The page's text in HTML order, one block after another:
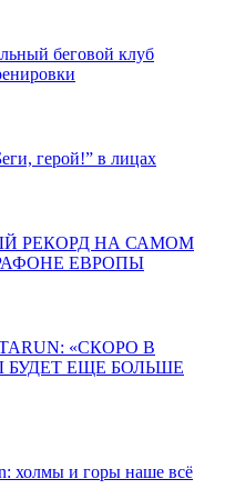
беговой клуб
герой!” в лицах
РЕКОРД НА САМОМ
ЕВРОПЫ
«СКОРО В
ЕЩЕ БОЛЬШЕ
холмы и горы наше всё